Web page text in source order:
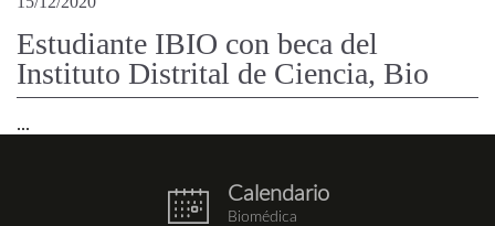
Estudiante IBIO con beca del
Instituto Distrital de Ciencia, Bio
...
eventos.png
Calendario
Biomédica